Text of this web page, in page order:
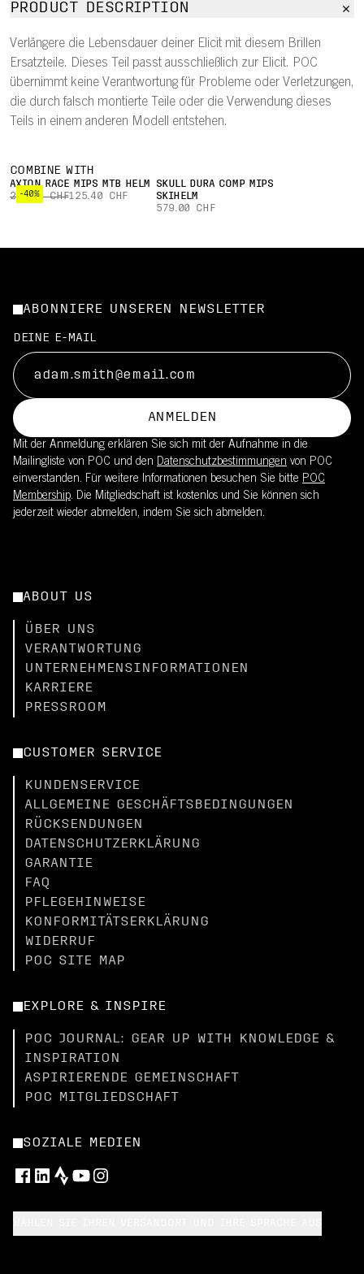
PRODUCT DESCRIPTION
Verlängere die Lebensdauer deiner Elicit mit diesem Brillen
Ersatzteile. Dieses Teil passt ausschließlich zur Elicit. POC
übernimmt keine Verantwortung für Probleme oder Verletzungen,
die durch falsch montierte Teile oder die Verwendung dieses
Teils in einem anderen Modell entstehen.
COMBINE WITH
-40%
AXION RACE MIPS MTB HELM
209.00 CHF125.40 CHF
SKULL DURA COMP MIPS
SKIHELM
579.00 CHF
ABONNIERE UNSEREN NEWSLETTER
DEINE E-MAIL
ANMELDEN
Mit der Anmeldung erklären Sie sich mit der Aufnahme in die
Mailingliste von POC und den Datenschutzbestimmungen von POC
einverstanden. Für weitere Informationen besuchen Sie bitte POC
Membership. Die Mitgliedschaft ist kostenlos und Sie können sich
jederzeit wieder abmelden, indem Sie sich abmelden.
ABOUT US
ÜBER UNS
VERANTWORTUNG
UNTERNEHMENSINFORMATIONEN
KARRIERE
PRESSROOM
CUSTOMER SERVICE
KUNDENSERVICE
ALLGEMEINE GESCHÄFTSBEDINGUNGEN
RÜCKSENDUNGEN
DATENSCHUTZERKLÄRUNG
GARANTIE
FAQ
PFLEGEHINWEISE
KONFORMITÄTSERKLÄRUNG
WIDERRUF
POC SITE MAP
EXPLORE & INSPIRE
POC JOURNAL: GEAR UP WITH KNOWLEDGE &
INSPIRATION
ASPIRIERENDE GEMEINSCHAFT
POC MITGLIEDSCHAFT
SOZIALE MEDIEN